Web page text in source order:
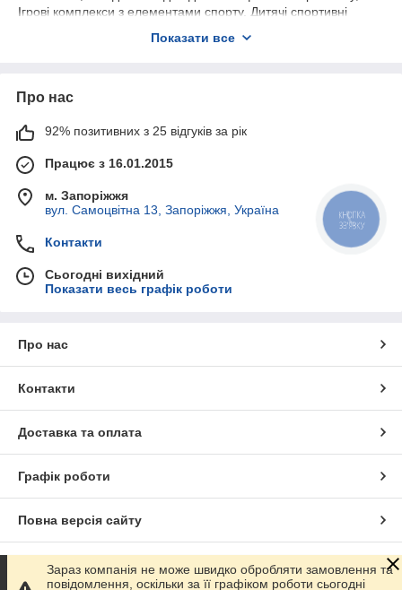
Ігрові комплекси з елементами спорту, Дитячі спортивні
ігрові майданчики з тренажерами, Спортивні комплекси для
гойдалками, Спортивні комплекси для дітей з різними
Доставка у всі доступні регіони України службою
Нова пошта, Міст Експрес, Делівері та попутними
вантажоперевезеннями за домовленістю із
замовником
Показати все
Про нас
92% позитивних з 25 відгуків за рік
Працює з 16.01.2015
м. Запоріжжя
вул. Самоцвітна 13, Запоріжжя, Україна
Контакти
Сьогодні вихідний
Показати весь графік роботи
Про нас
Контакти
Доставка та оплата
Графік роботи
Повна версія сайту
Сайт створено на маркетплейсі Prom.ua
Зараз компанія не може швидко обробляти замовлення та
повідомлення, оскільки за її графіком роботи сьогодні
КНОПКА
ЗВ'ЯЗКУ